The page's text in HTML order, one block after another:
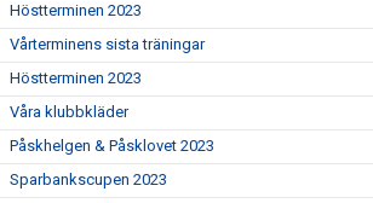
Höstterminen 2023
Vårterminens sista träningar
Höstterminen 2023
Våra klubbkläder
Påskhelgen & Påsklovet 2023
Sparbankscupen 2023